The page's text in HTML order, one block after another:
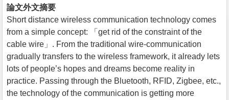
論文外文摘要
Short distance wireless communication technology comes
from a simple concept: 「get rid of the constraint of the
cable wire」. From the traditional wire-communication
gradually transfers to the wireless framework, it already lets
lots of people’s hopes and dreams become reality in
practice. Passing through the Bluetooth, RFID, Zigbee, etc.,
the technology of the communication is getting more